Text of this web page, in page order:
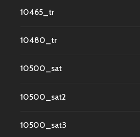
10465_tr
10480_tr
10500_sat
10500_sat2
10500_sat3